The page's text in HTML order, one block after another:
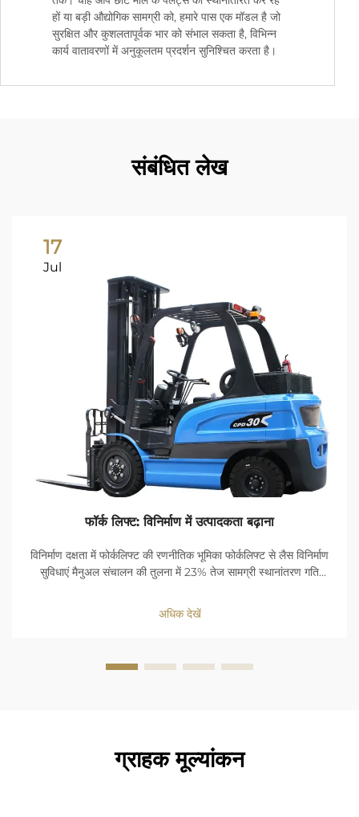
हों या बड़ी औद्योगिक सामग्री को, हमारे पास एक मॉडल है जो
सुरक्षित और कुशलतापूर्वक भार को संभाल सकता है, विभिन्न
कार्य वातावरणों में अनुकूलतम प्रदर्शन सुनिश्चित करता है।
संबंधित लेख
17
Jul
फॉर्क लिफ्ट: विनिर्माण में उत्पादकता बढ़ाना
विनिर्माण दक्षता में फोर्कलिफ्ट की रणनीतिक भूमिका फोर्कलिफ्ट से लैस विनिर्माण
सुविधाएं मैनुअल संचालन की तुलना में 23% तेज सामग्री स्थानांतरण गति
को अनुकूलित करती हैं...
अधिक देखें
ग्राहक मूल्यांकन